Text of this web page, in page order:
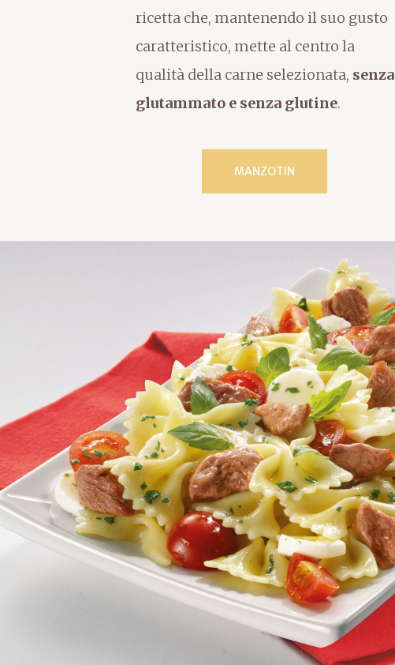
ricetta che, mantenendo il suo gusto
caratteristico, mette al centro la
qualità della carne selezionata, senza
glutammato e senza glutine.
MANZOTIN